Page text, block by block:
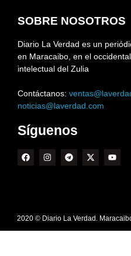
SOBRE NOSOTROS
Diario La Verdad es un
en Maracaibo, en el
intelectual del Zulia
Contáctanos:
noticias@laverdad.com
Síguenos
2020 © Diario La Verdad.